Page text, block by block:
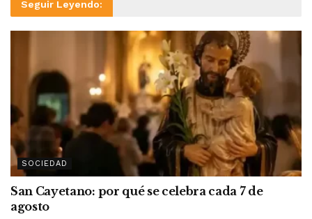
Seguir Leyendo:
SOCIEDAD
San Cayetano: por qué se celebra cada 7 de
agosto